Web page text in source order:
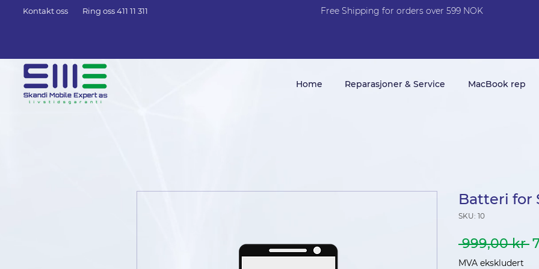
Kontakt oss Ring oss 411 11 311 Free Shipping for orders over 599 NOK
Home Reparasjoner & Service MacBook rep
Batteri for
SKU: 10
999,00 kr
MVA ekskludert